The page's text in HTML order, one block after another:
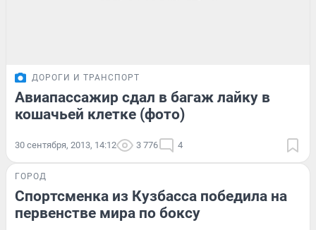
ДОРОГИ И ТРАНСПОРТ
Авиапассажир сдал в багаж лайку в
кошачьей клетке (фото)
30 сентября, 2013, 14:12 3 776 4
ГОРОД
Спортсменка из Кузбасса победила на
первенстве мира по боксу